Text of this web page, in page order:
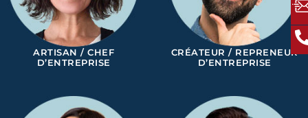
ARTISAN / CHEF
D’ENTREPRISE
CRÉATEUR / REPRENEUR
D’ENTREPRISE